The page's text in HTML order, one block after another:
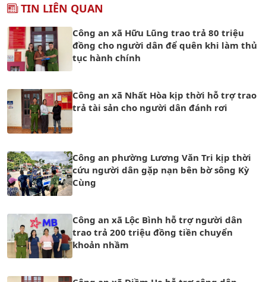
TIN LIÊN QUAN
Công an xã Hữu Lũng trao trả 80 triệu
đồng cho người dân để quên khi làm thủ
tục hành chính
Công an xã Nhất Hòa kịp thời hỗ trợ trao
trả tài sản cho người dân đánh rơi
Công an phường Lương Văn Tri kịp thời
cứu người dân gặp nạn bên bờ sông Kỳ
Cùng
Công an xã Lộc Bình hỗ trợ người dân
trao trả 200 triệu đồng tiền chuyển
khoản nhầm